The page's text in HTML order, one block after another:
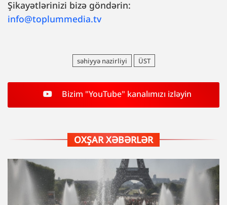
Şikayətlərinizi bizə göndərin:
info@toplummedia.tv
səhiyyə nazirliyi ÜST
Bizim "YouTube" kanalımızı izləyin
OXŞAR XƏBƏRLƏR